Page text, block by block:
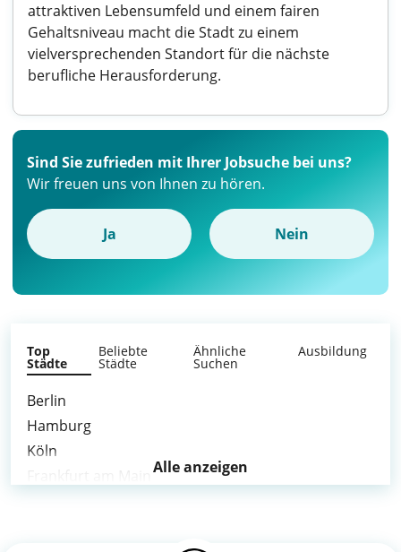
attraktiven Lebensumfeld und einem fairen
Gehaltsniveau macht die Stadt zu einem
vielversprechenden Standort für die nächste
berufliche Herausforderung.
Sind Sie zufrieden mit Ihrer Jobsuche bei uns?
Wir freuen uns von Ihnen zu hören.
Ja Nein
Top
Städte
Beliebte
Städte
Ähnliche
Suchen
Ausbildung
Berlin
Hamburg
Köln
Alle anzeigen